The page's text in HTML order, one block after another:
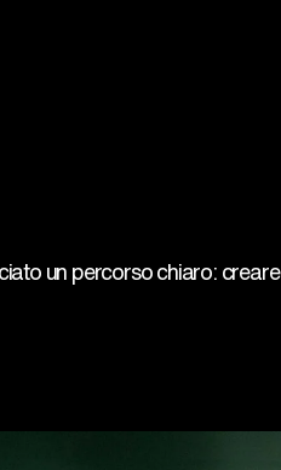
un percorso chiaro: